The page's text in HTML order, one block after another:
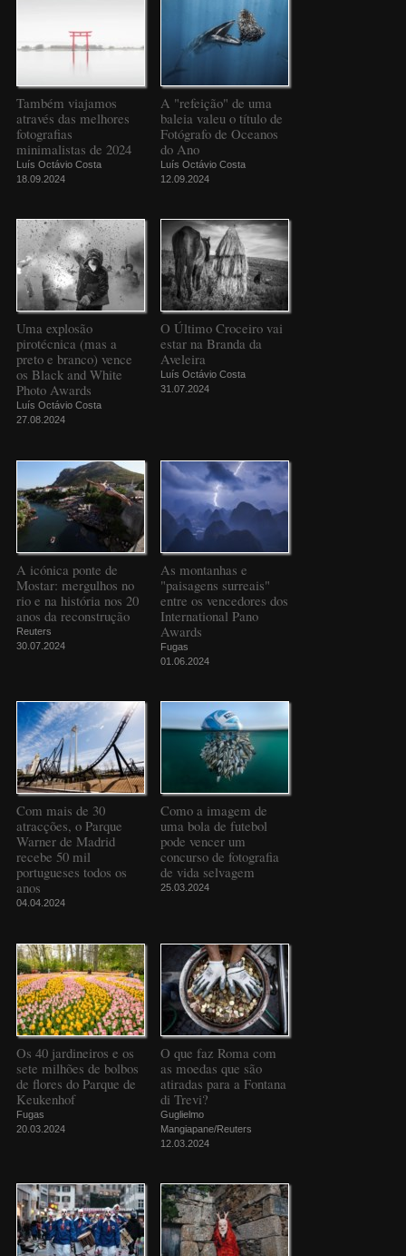
Também viajamos
através das melhores
fotografias
minimalistas de 2024
Luís Octávio Costa
18.09.2024
A "refeição" de uma
baleia valeu o título de
Fotógrafo de Oceanos
do Ano
Luís Octávio Costa
12.09.2024
Uma explosão
pirotécnica (mas a
preto e branco) vence
os Black and White
Photo Awards
Luís Octávio Costa
27.08.2024
O Último Croceiro vai
estar na Branda da
Aveleira
Luís Octávio Costa
31.07.2024
A icónica ponte de
Mostar: mergulhos no
rio e na história nos 20
anos da reconstrução
Reuters
30.07.2024
As montanhas e
"paisagens surreais"
entre os vencedores dos
International Pano
Awards
Fugas
01.06.2024
Com mais de 30
atracções, o Parque
Warner de Madrid
recebe 50 mil
portugueses todos os
anos
04.04.2024
Como a imagem de
uma bola de futebol
pode vencer um
concurso de fotografia
de vida selvagem
25.03.2024
Os 40 jardineiros e os
sete milhões de bolbos
de flores do Parque de
Keukenhof
Fugas
20.03.2024
O que faz Roma com
as moedas que são
atiradas para a Fontana
di Trevi?
Guglielmo
Mangiapane/Reuters
12.03.2024